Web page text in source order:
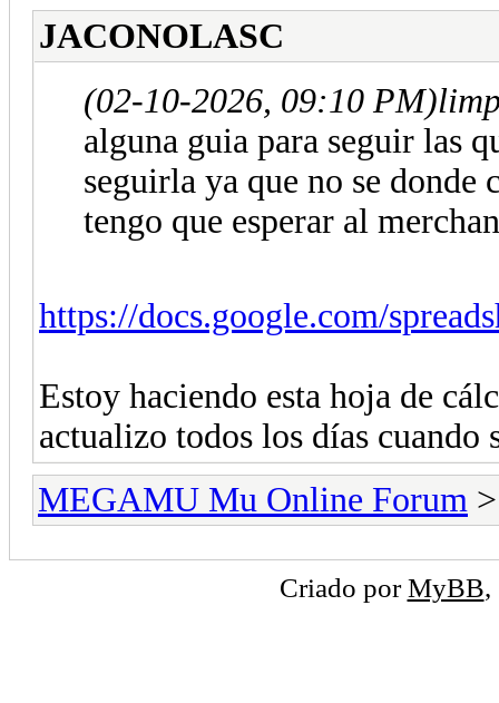
JACONOLASC
(02-10-2026, 09:10 PM)
alguna guia para seguir las
seguirla ya que no se donde
tengo que esperar al
https://docs.google.com/
Estoy haciendo esta hoja de
actualizo todos los días cuando
MEGAMU Mu Online Forum
Criado porMyBB,